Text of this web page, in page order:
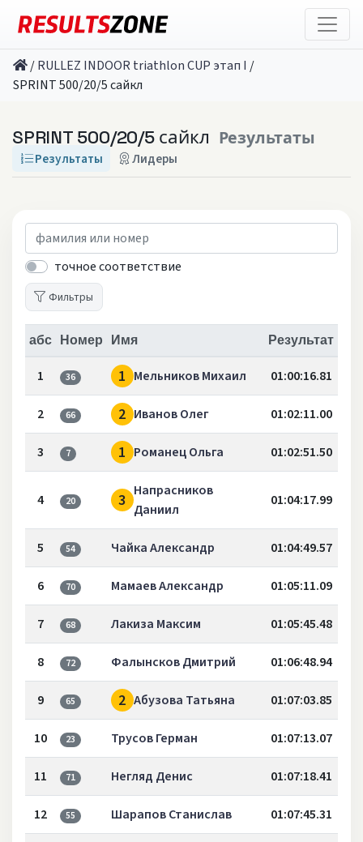
/RULLEZ INDOOR triathlon CUP этап I /
SPRINT 500/20/5 сайкл
SPRINT 500/20/5 сайкл Результаты
Результаты Лидеры
точное соответствие
Фильтры
абс Номер Имя Результат
1 36 1 Мельников Михаил 01:00:16.81
2 66 2 Иванов Олег 01:02:11.00
3 7 1 Романец Ольга 01:02:51.50
4 20 3 Напрасников
Даниил
01:04:17.99
5 54 Чайка Александр 01:04:49.57
6 70 Мамаев Александр 01:05:11.09
7 68 Лакиза Максим 01:05:45.48
8 72 Фалынсков Дмитрий 01:06:48.94
9 65 2 Абузова Татьяна 01:07:03.85
10 23 Трусов Герман 01:07:13.07
11 71 Негляд Денис 01:07:18.41
12 55 Шарапов Станислав 01:07:45.31